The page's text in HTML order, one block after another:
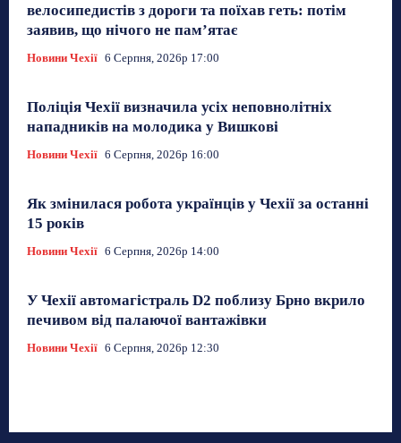
велосипедистів з дороги та поїхав геть: потім
заявив, що нічого не пам’ятає
Новини Чехії 6 Серпня, 2026р 17:00
Поліція Чехії визначила усіх неповнолітніх
нападників на молодика у Вишкові
Новини Чехії 6 Серпня, 2026р 16:00
Як змінилася робота українців у Чехії за останні
15 років
Новини Чехії 6 Серпня, 2026р 14:00
У Чехії автомагістраль D2 поблизу Брно вкрило
печивом від палаючої вантажівки
Новини Чехії 6 Серпня, 2026р 12:30